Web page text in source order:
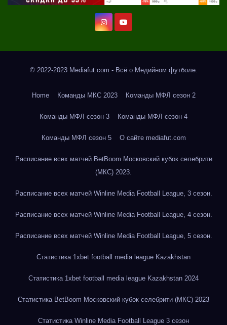
© 2022-2023 Mediafut.com - Всё о Медийном футболе.
Home Команды МКС 2023 Команды МФЛ сезон 2
Команды МФЛ сезон 3 Команды МФЛ сезон 4
Команды МФЛ сезон 5 О сайте mediafut.com
Расписание всех матчей BetBoom Московский кубок селебрити
(МКС) 2023.
Расписание всех матчей Winline Media Football League, 3 сезон.
Расписание всех матчей Winline Media Football League, 4 сезон.
Расписание всех матчей Winline Media Football League, 5 сезон.
Статистика 1xbet football media league Kazakhstan
Статистика 1xbet football media league Kazakhstan 2024
Статистика BetBoom Московский кубок селебрити (МКС) 2023
Статистика Winline Media Football League 3 сезон